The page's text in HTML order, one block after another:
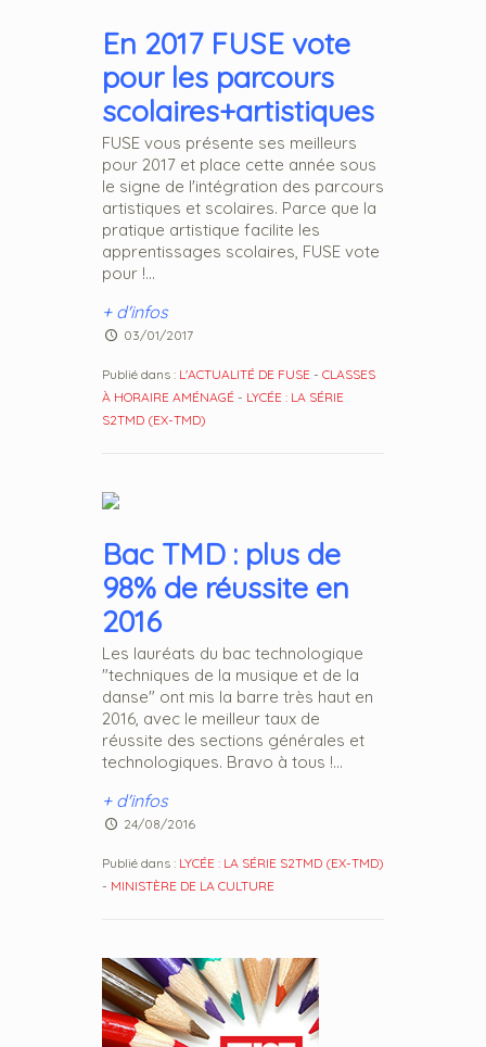
En 2017 FUSE vote
pour les parcours
scolaires+artistiques
FUSE vous présente ses meilleurs
pour 2017 et place cette année sous
le signe de l'intégration des parcours
artistiques et scolaires. Parce que la
pratique artistique facilite les
apprentissages scolaires, FUSE vote
pour !...
+ d'infos
03/01/2017
Publié dans : L'ACTUALITÉ DE FUSE - CLASSES
À HORAIRE AMÉNAGÉ - LYCÉE : LA SÉRIE
S2TMD (EX-TMD)
Bac TMD : plus de
98% de réussite en
2016
Les lauréats du bac technologique
"techniques de la musique et de la
danse" ont mis la barre très haut en
2016, avec le meilleur taux de
réussite des sections générales et
technologiques. Bravo à tous !...
+ d'infos
24/08/2016
Publié dans : LYCÉE : LA SÉRIE S2TMD (EX-TMD)
- MINISTÈRE DE LA CULTURE